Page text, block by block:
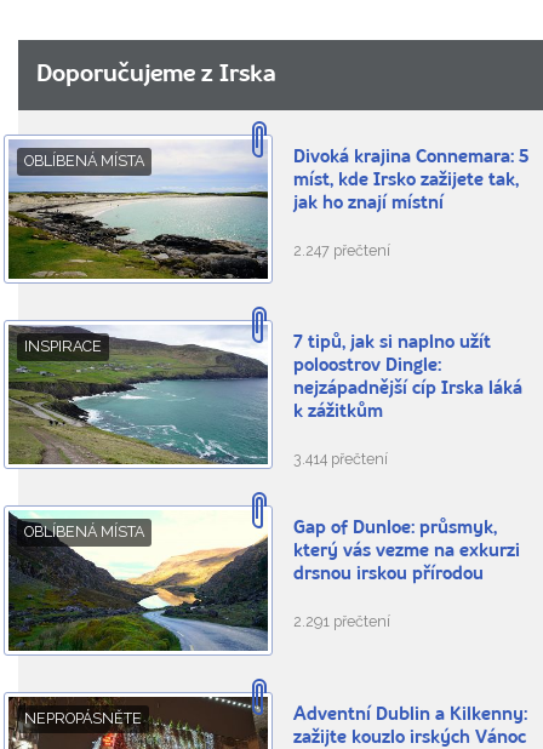
Doporučujeme z Irska
OBLÍBENÁ MÍSTA
Divoká krajina Connemara: 5
míst, kde Irsko zažijete tak,
jak ho znají místní
2.247 přečtení
INSPIRACE
7 tipů, jak si naplno užít
poloostrov Dingle:
nejzápadnější cíp Irska láká
k zážitkům
3.414 přečtení
OBLÍBENÁ MÍSTA
Gap of Dunloe: průsmyk,
který vás vezme na exkurzi
drsnou irskou přírodou
2.291 přečtení
NEPROPÁSNĚTE
Adventní Dublin a Kilkenny:
zažijte kouzlo irských Vánoc